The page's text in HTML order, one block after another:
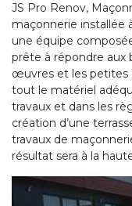
JS Pro Renov,
maçonnerie installée
une équipe
prête à répondre aux
œuvres et les petites
tout le matériel
travaux et dans les
création d’une
travaux de
résultat sera à la